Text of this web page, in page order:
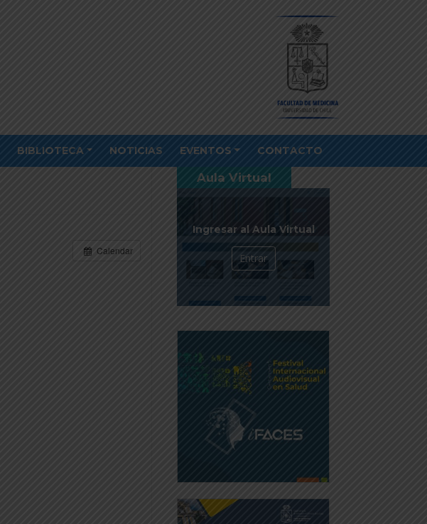
BIBLIOTECA NOTICIAS EVENTOS CONTACTO
Calendar
Aula Virtual
Ingresar al Aula Virtual
Entrar